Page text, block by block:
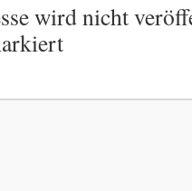
wird nicht